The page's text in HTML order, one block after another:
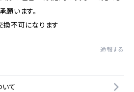
願います。
換不可になります
通報する
いて